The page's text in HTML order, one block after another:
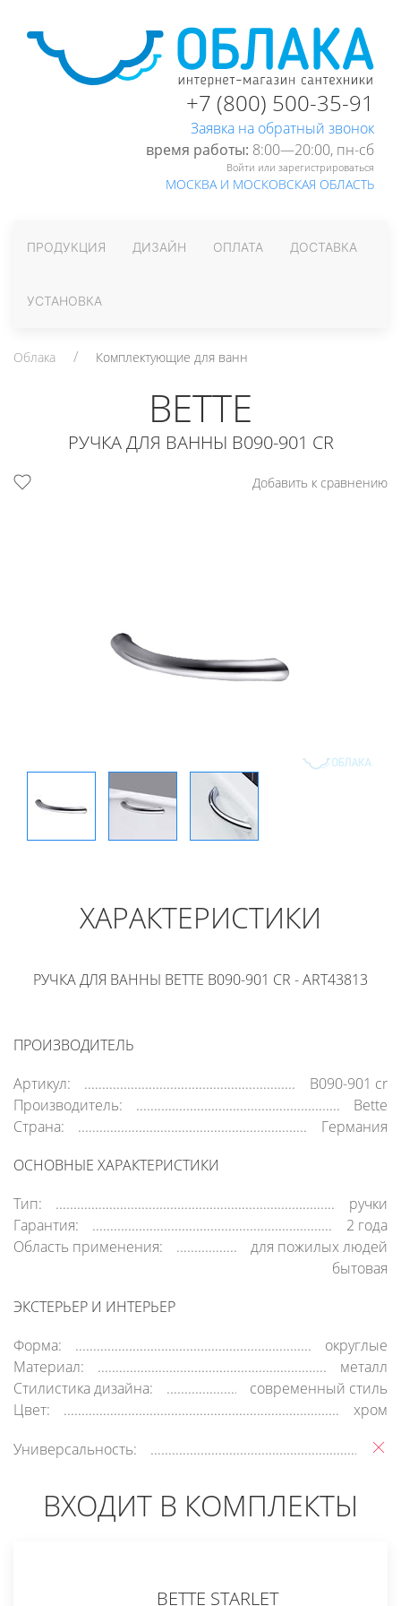
+7 (800) 500-35-91
Заявка на обратный звонок
время работы: 8:00—20:00, пн-cб
Войти или зарегистрироваться
МОСКВА И МОСКОВСКАЯ ОБЛАСТЬ
ПРОДУКЦИЯ ДИЗАЙН ОПЛАТА ДОСТАВКА
УСТАНОВКА
Облака Комплектующие для ванн
BETTE
РУЧКА ДЛЯ ВАННЫ B090-901 CR
Добавить к сравнению
ХАРАКТЕРИСТИКИ
РУЧКА ДЛЯ ВАННЫ BETTE B090-901 CR - ART43813
ПРОИЗВОДИТЕЛЬ
Артикул:
B090-901 cr
Производитель:
Bette
Страна:
Германия
ОСНОВНЫЕ ХАРАКТЕРИСТИКИ
Тип:
ручки
Гарантия:
2 года
Область применения:
для пожилых людей
бытовая
ЭКСТЕРЬЕР И ИНТЕРЬЕР
Форма:
округлые
Материал:
металл
Стилистика дизайна:
современный стиль
Цвет:
хром
Универсальность:
ВХОДИТ В КОМПЛЕКТЫ
BETTE STARLET